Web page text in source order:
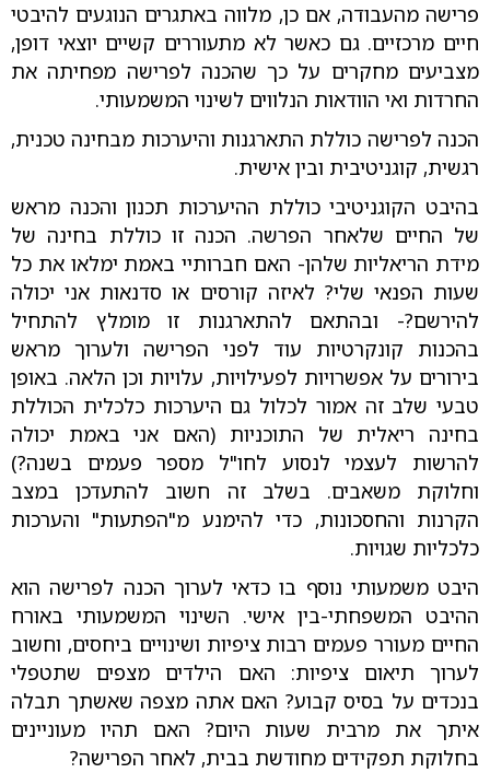
פרישה מהעבודה, אם כן, מלווה באתגרים הנוגעים להיבטי
חיים מרכזיים. גם כאשר לא מתעוררים קשיים יוצאי דופן,
מצביעים מחקרים על כך שהכנה לפרישה מפחיתה את
החרדות ואי הוודאות הנלווים לשינוי המשמעותי.
הכנה לפרישה כוללת התארגנות והיערכות מבחינה טכנית,
רגשית, קוגניטיבית ובין אישית.
בהיבט הקוגניטיבי כוללת ההיערכות תכנון והכנה מראש
של החיים שלאחר הפרשה. הכנה זו כוללת בחינה של
מידת הריאליות שלהן- האם חברותיי באמת ימלאו את כל
שעות הפנאי שלי? לאיזה קורסים או סדנאות אני יכולה
להירשם?- ובהתאם להתארגנות זו מומלץ להתחיל
בהכנות קונקרטיות עוד לפני הפרישה ולערוך מראש
בירורים על אפשרויות לפעילויות, עלויות וכן הלאה. באופן
טבעי שלב זה אמור לכלול גם היערכות כלכלית הכוללת
בחינה ריאלית של התוכניות (האם אני באמת יכולה
להרשות לעצמי לנסוע לחו"ל מספר פעמים בשנה?)
וחלוקת משאבים. בשלב זה חשוב להתעדכן במצב
הקרנות והחסכונות, כדי להימנע מ"הפתעות" והערכות
כלכליות שגויות.
היבט משמעותי נוסף בו כדאי לערוך הכנה לפרישה הוא
ההיבט המשפחתי-בין אישי. השינוי המשמעותי באורח
החיים מעורר פעמים רבות ציפיות ושינויים ביחסים, וחשוב
לערוך תיאום ציפיות: האם הילדים מצפים שתטפלי
בנכדים על בסיס קבוע? האם אתה מצפה שאשתך תבלה
איתך את מרבית שעות היום? האם תהיו מעוניינים
בחלוקת תפקידים מחודשת בבית, לאחר הפרישה?